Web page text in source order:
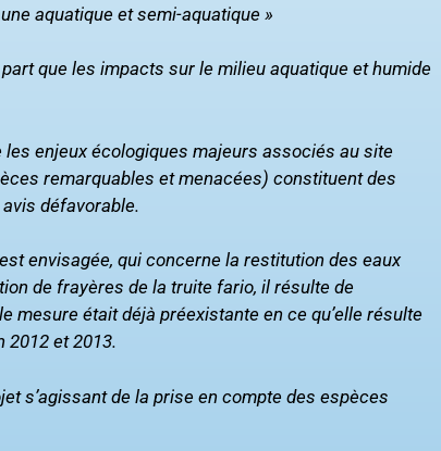
aquatique et semi-aquatique »
que les impacts sur le milieu aquatique et humide
enjeux écologiques majeurs associés au site
remarquables et menacées) constituent des
défavorable.
envisagée, qui concerne la restitution des eaux
de frayères de la truite fario, il résulte de
mesure était déjà préexistante en ce qu’elle résulte
2012 et 2013.
s’agissant de la prise en compte des espèces